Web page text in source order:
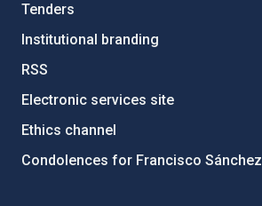
Tenders
Institutional branding
RSS
Electronic services site
Ethics channel
Condolences for Francisco Sánchez